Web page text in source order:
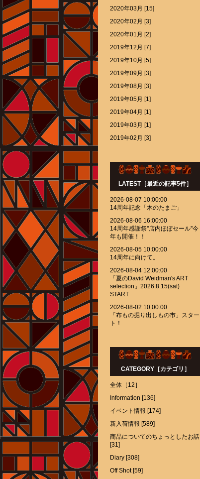
2020年03月 [15]
2020年02月 [3]
2020年01月 [2]
2019年12月 [7]
2019年10月 [5]
2019年09月 [3]
2019年08月 [3]
2019年05月 [1]
2019年04月 [1]
2019年03月 [1]
2019年02月 [3]
LATEST［最近の記事5件］
2026-08-07 10:00:00
14周年記念「木のたまご」
2026-08-06 16:00:00
14周年感謝祭''店内ほぼセール''今
年も開催！！
2026-08-05 10:00:00
14周年に向けて。
2026-08-04 12:00:00
「夏のDavid Weidman's ART
selection」2026.8.15(sat)
START
2026-08-02 10:00:00
「布もの掘り出しもの市」スター
ト！
CATEGORY［カテゴリ］
全体［12］
Information [136]
イベント情報 [174]
新入荷情報 [589]
商品についてのちょっとしたお話
[31]
Diary [308]
Off Shot [59]